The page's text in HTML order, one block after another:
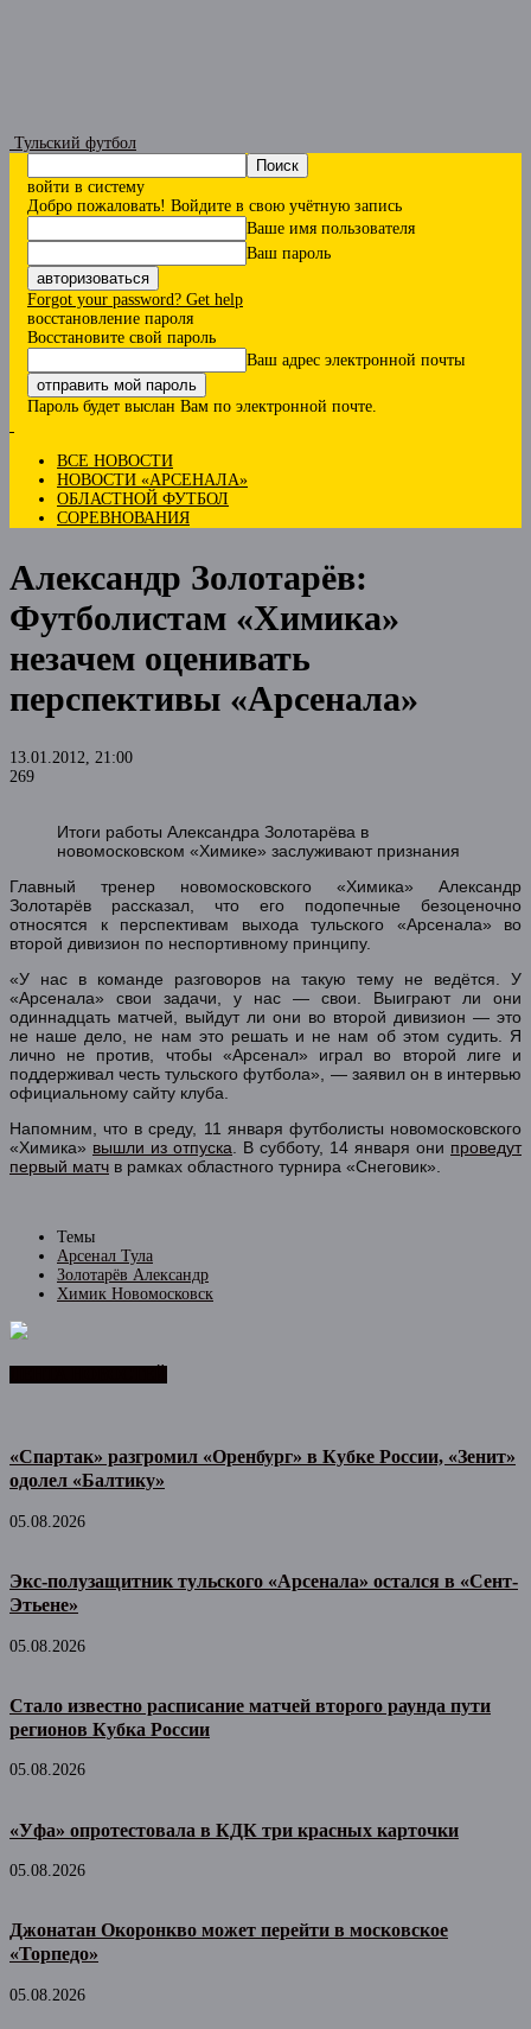
Тульский футбол
войти в систему
Добро пожаловать! Войдите в свою учётную запись
Ваше имя пользователя
Ваш пароль
Forgot your password? Get help
восстановление пароля
Восстановите свой пароль
Ваш адрес электронной почты
Пароль будет выслан Вам по электронной почте.
ВСЕ НОВОСТИ
НОВОСТИ «АРСЕНАЛА»
ОБЛАСТНОЙ ФУТБОЛ
СОРЕВНОВАНИЯ
Александр Золотарёв:
Футболистам «Химика»
незачем оценивать
перспективы «Арсенала»
13.01.2012, 21:00
269
Итоги работы Александра Золотарёва в
новомосковском «Химике» заслуживают признания
Главный тренер новомосковского «Химика» Александр
Золотарёв рассказал, что его подопечные безоценочно
относятся к перспективам выхода тульского «Арсенала» во
второй дивизион по неспортивному принципу.
«У нас в команде разговоров на такую тему не ведётся. У
«Арсенала» свои задачи, у нас — свои. Выиграют ли они
одиннадцать матчей, выйдут ли они во второй дивизион — это
не наше дело, не нам это решать и не нам об этом судить. Я
лично не против, чтобы «Арсенал» играл во второй лиге и
поддерживал честь тульского футбола», — заявил он в интервью
официальному сайту клуба.
Напомним, что в среду, 11 января футболисты новомосковского
«Химика» вышли из отпуска . В субботу, 14 января они проведут
первый матч в рамках областного турнира «Снеговик».
Темы
Арсенал Тула
Золотарёв Александр
Химик Новомосковск
«Спартак» разгромил «Оренбург» в Кубке России, «Зенит»
одолел «Балтику»
05.08.2026
Экс-полузащитник тульского «Арсенала» остался в «Сент-
Этьене»
05.08.2026
Стало известно расписание матчей второго раунда пути
регионов Кубка России
05.08.2026
«Уфа» опротестовала в КДК три красных карточки
05.08.2026
Джонатан Окоронкво может перейти в московское
«Торпедо»
05.08.2026